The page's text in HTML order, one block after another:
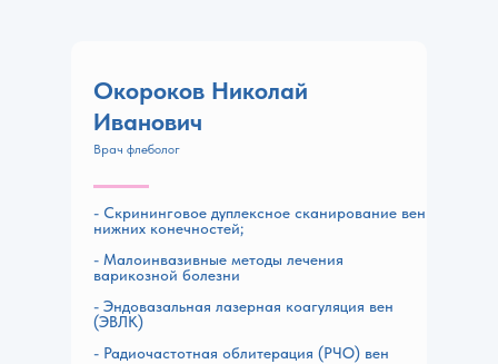
Врач флеболог
Окороков Николай
Иванович
- Скрининговое дуплексное сканирование вен
нижних конечностей;
- Малоинвазивные методы лечения
варикозной болезни
- Эндовазальная лазерная коагуляция вен
(ЭВЛК)
- Радиочастотная облитерация (РЧО) вен